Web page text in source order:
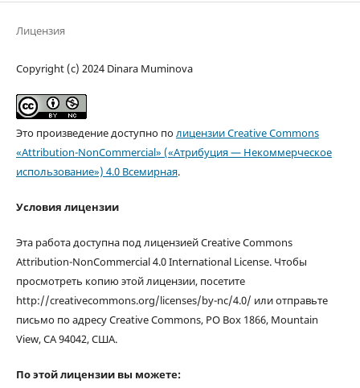
Лицензия
Copyright (c) 2024 Dinara Muminova
Это произведение доступно полицензии Creative Commons
«Attribution-NonCommercial» («Атрибуция — Некоммерческое
использование») 4.0 Всемирная.
Условия лицензии
Эта работа доступна под лицензией Creative Commons
Attribution-NonCommercial 4.0 International License. Чтобы
просмотреть копию этой лицензии, посетите
http://creativecommons.org/licenses/by-nc/4.0/ или отправьте
письмо по адресу Creative Commons, PO Box 1866, Mountain
View, CA 94042, США.
По этой лицензии вы можете: